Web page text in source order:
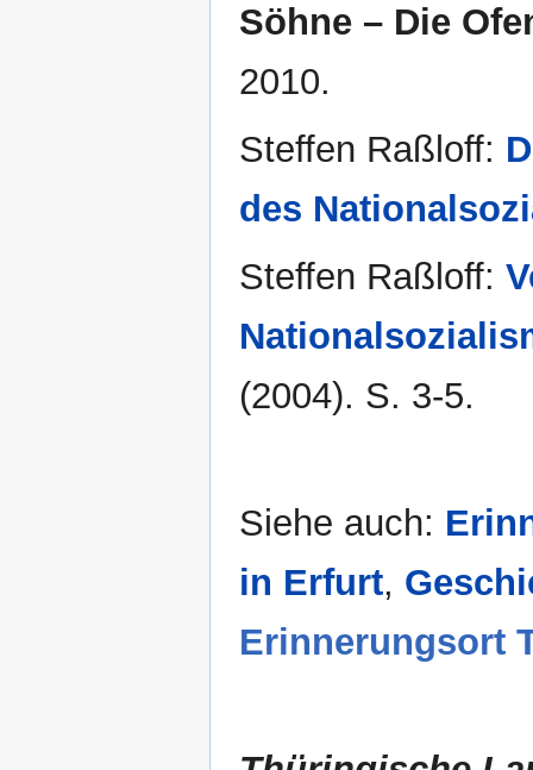
Söhne – Die
2010.
Steffen Raßloff:
des
Steffen Raßloff:
(2004). S. 3-5.
Siehe auch:
in Erfurt,
Erinnerungsort